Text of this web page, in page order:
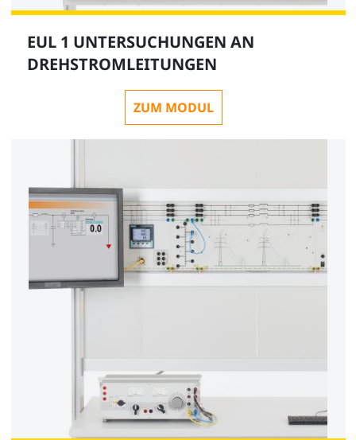
EUL 1 UNTERSUCHUNGEN AN
DREHSTROMLEITUNGEN
ZUM MODUL